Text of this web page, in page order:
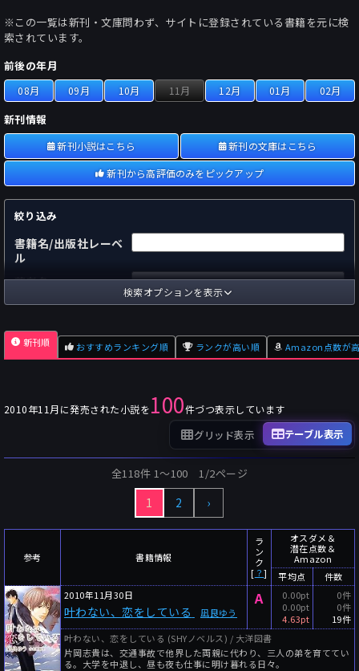
※この一覧は新刊・文庫問わず、サイトに登録されている書籍を元に検
索されています。
前後の年月
08月 09月 10月 11月 12月 01月 02月
新刊情報
新刊小説はこちら
新刊の文庫はこちら
新刊から高評価のみをピックアップ
絞り込み
書籍名/出版社レーベ
ル
著者名
国内
海外
出版社
フォーマット
単行本
～
Pt
～
Pt
～
読者数
～
人
年代
年代と月の範囲
先月以降 今月以降
年
月
～
年
月
検索オプションを表示
新刊順 おすすめランキング順 ランクが高い順 Amazon点数が
2010年11月に発売された小説を100件づつ表示しています
グリッド表示 テーブル表示
全118件 1〜100 1/2ページ
1 2 ›
参考 書籍情報
ラ
ン
ク
[ ？]
オスダメ＆
潜在点数＆
Amazon
平均点
件数
2010年11月30日
叶わない、恋をしている 凪良ゆう
A
0.00pt
0.00pt
4.63pt
0件
0件
19件
叶わない、恋をしている (SHYノベルス) / 大洋図書
片岡志貴は、交通事故で他界した両親に代わり、三人の弟を育ててい
る。大学を中退し、昼も夜も仕事に明け暮れる日々。